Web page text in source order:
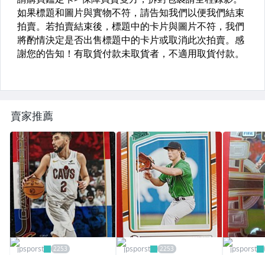
賣家推薦
jpsporst jpsporst jpsporst